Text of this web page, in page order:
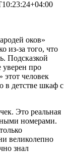
оков»
из-за того, что
Подсказкой
уверен про
этот человек
в детстве шкаф с
Это реальная
номерами.
великолепно
знал